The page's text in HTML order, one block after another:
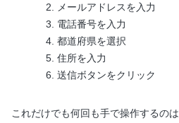
メールアドレスを入力
電話番号を入力
都道府県を選択
住所を入力
送信ボタンをクリック
これだけでも何回も手で操作するの